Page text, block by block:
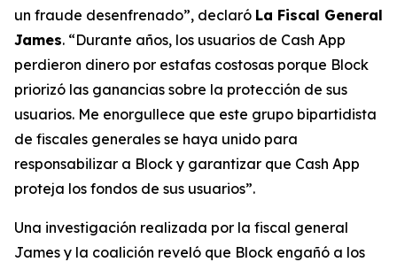
un fraude desenfrenado”, declaró La Fiscal General
James. “Durante años, los usuarios de Cash App
perdieron dinero por estafas costosas porque Block
priorizó las ganancias sobre la protección de sus
usuarios. Me enorgullece que este grupo bipartidista
de fiscales generales se haya unido para
responsabilizar a Block y garantizar que Cash App
proteja los fondos de sus usuarios”.
Una investigación realizada por la fiscal general
James y la coalición reveló que Block engañó a los